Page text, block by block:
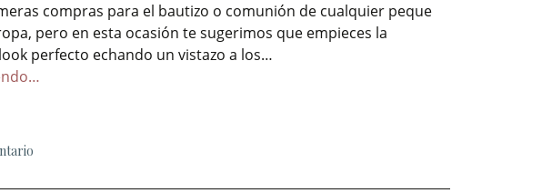
compras para el bautizo o comunión de cualquier peque
pero en esta ocasión te sugerimos que empieces la
perfecto echando un vistazo a los…